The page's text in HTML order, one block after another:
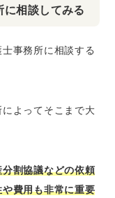
相談してみる
事務所に相談する
よってそこまで大
割協議などの依頼
費用も非常に重要